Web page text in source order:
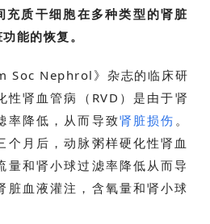
充质干细胞在多种类型的肾脏
能的恢复。
Soc Nephrol》杂志的临床研
性肾血管病（RVD）是由于肾
率降低，从而导致肾脏损伤 。
个月后，动脉粥样硬化性肾血
量和肾小球过滤率降低从而导
脏血液灌注，含氧量和肾小球